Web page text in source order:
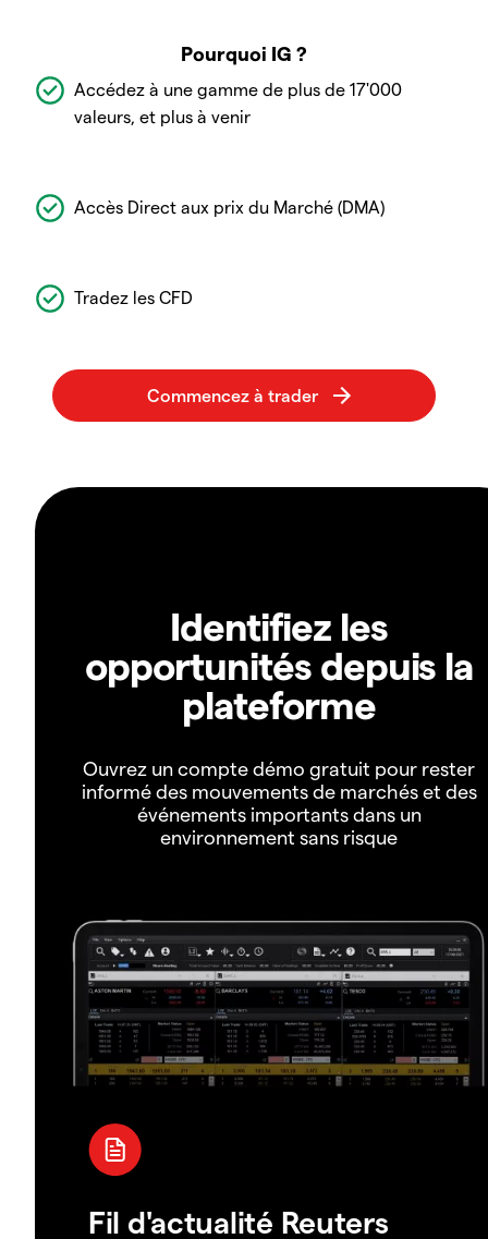
Pourquoi IG ?
Accédez à une gamme de plus de 17'000
valeurs, et plus à venir
Accès Direct aux prix du Marché (DMA)
Tradez les CFD
Identifiez les
opportunités depuis la
plateforme
Ouvrez un compte démo gratuit pour rester
informé des mouvements de marchés et des
événements importants dans un
environnement sans risque
Fil d'actualité Reuters